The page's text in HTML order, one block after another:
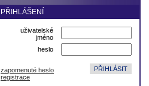
PŘIHLÁŠENÍ
uživatelské
jméno
heslo
zapomenuté heslo
registrace